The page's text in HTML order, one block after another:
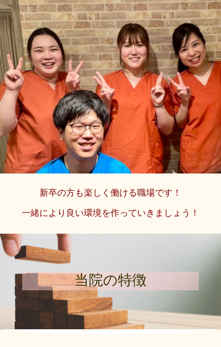
新卒の方も楽しく働ける職場です！
一緒により良い環境を作っていきましょう！
当院の特徴